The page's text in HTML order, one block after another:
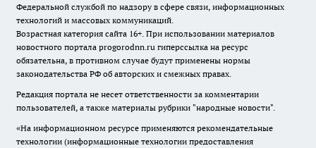
Федеральной службой по надзору в сфере связи, информационных
технологий и массовых коммуникаций.
Возрастная категория сайта 16+. При использовании материалов
новостного портала progorodnn.ru гиперссылка на ресурс
обязательна, в противном случае будут применены нормы
законодательства РФ об авторских и смежных правах.
Редакция портала не несет ответственности за комментарии
пользователей, а также материалы рубрики "народные новости".
«На информационном ресурсе применяются рекомендательные
технологии (информационные технологии предоставления